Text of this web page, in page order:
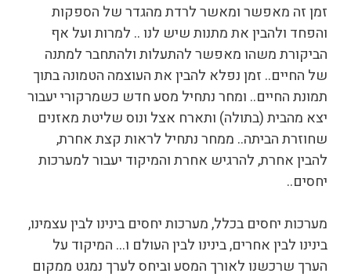
זמן זה מאפשר ומאשר לרדת מהגדר של הספקות
והפחד ולהבין את מתנות שיש לנו .. למרות ועל אף
הביקורת משהו מאפשר להתעלות ולהתחבר למתנה
של החיים.. זמן נפלא להבין את העוצמה הטמונה בתוך
תמונת החיים.. ומחר נתחיל מסע חדש כשמרקורי יעבור
יצא מהבית (בתולה) ותארח אצל ונוס שליטת מאזנים
שחוזרת הביתה.. ממחר נתחיל לראות קצת אחרת,
להבין אחרת, להרגיש אחרת והמיקוד יעבור למערכות
יחסים..
מערכות יחסים בכלל, מערכות יחסים בינינו לבין עצמינו,
בינינו לבין אחרים, בינינו לבין העולם ו… המיקוד על
הערך שרכשנו לאורך המסע וביחס לערך נמגט ממקום